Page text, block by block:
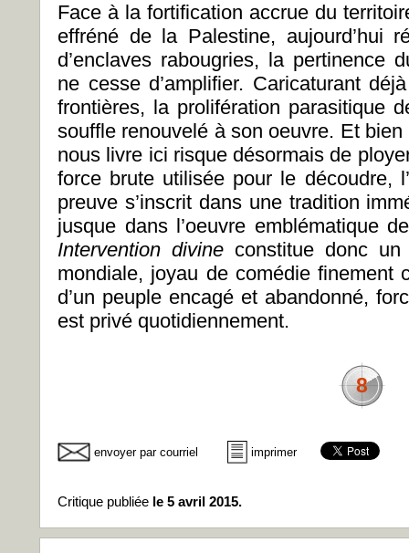
Face à la fortification accrue du
effréné de la Palestine, aujourd’hui
d’enclaves rabougries, la pertinence
ne cesse d’amplifier. Caricaturant
frontières, la prolifération parasitique
souffle renouvelé à son oeuvre. Et bien
nous livre ici risque désormais de
force brute utilisée pour le découdre,
preuve s’inscrit dans une tradition
jusque dans l’oeuvre emblématique
Intervention divine constitue donc
mondiale, joyau de comédie finement
d’un peuple encagé et abandonné,
est privé quotidiennement.
8
envoyer par courriel imprimer
Critique publiée le 5 avril 2015.